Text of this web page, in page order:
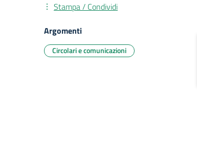
Stampa / Condividi
Argomenti
Circolari e comunicazioni